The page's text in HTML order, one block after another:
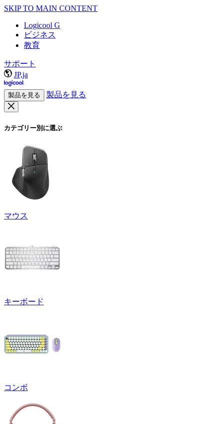
SKIP TO MAIN CONTENT
Logicool G
ビジネス
教育
サポート
JP,ja
製品を見る 製品を見る
カテゴリー別に選ぶ
マウス
キーボード
コンボ